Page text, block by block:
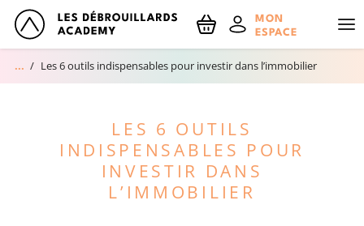
Le blog
MON
ESPACE
Les 6 outils indispensables pour investir dans l’immobilier
LES 6 OUTILS
INDISPENSABLES POUR
INVESTIR DANS
L’IMMOBILIER
NOM
En m'inscrivant, j'accepte le traitement de mes données personnelles
spécifié dans les mentions légales